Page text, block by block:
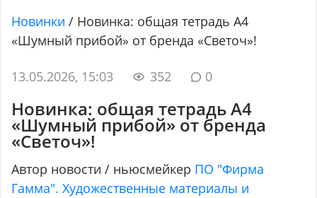
Новинки / Новинка: общая тетрадь A4
«Шумный прибой» от бренда «Светоч»!
13.05.2026, 15:03 352 0
Новинка: общая тетрадь A4
«Шумный прибой» от бренда
«Светоч»!
Автор новости / ньюсмейкер ПО "Фирма
Гамма". Художественные материалы и